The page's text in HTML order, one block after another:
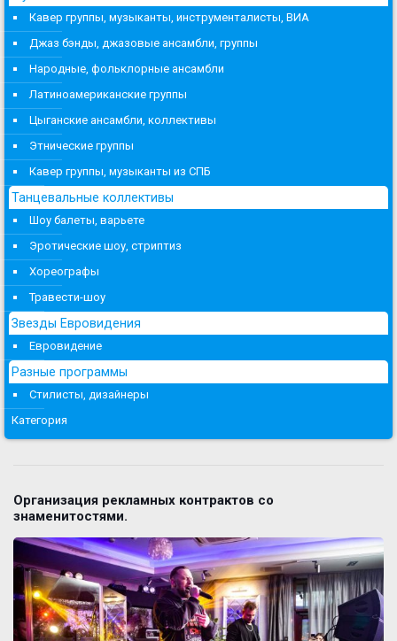
Кавер группы, музыканты, инструменталисты, ВИА
Джаз бэнды, джазовые ансамбли, группы
Народные, фольклорные ансамбли
Латиноамериканские группы
Цыганские ансамбли, коллективы
Этнические группы
Кавер группы, музыканты из СПБ
Танцевальные коллективы
Шоу балеты, варьете
Эротические шоу, стриптиз
Хореографы
Травести-шоу
Звезды Евровидения
Евровидение
Разные программы
Стилисты, дизайнеры
Категория
Организация рекламных контрактов со
знаменитостями.